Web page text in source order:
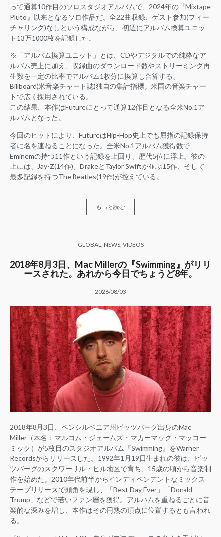
って通算10作目のソロスタジオアルバムで、2024年の『Mixtape
Pluto』以来となるソロ作品だ。全22曲収録、ゲスト参加(フィー
チャリング)なしという構成ながら、初週にアルバム換算ユニッ
ト13万1000枚を記録した。
※「アルバム換算ユニット」とは、CDやデジタルでの純粋なア
ルバム売上に加え、収録曲のダウンロード数やストリーミング再
生数を一定の比率でアルバム1枚分に換算し合算する、
Billboard(米音楽チャート誌)独自の集計指標。米国の音楽チャー
トで広く採用されている。
この結果、本作はFutureにとって通算12作目となる全米No.1ア
ルバムとなった。
今回のヒットにより、FutureはHip-Hop史上でも屈指の記録保持
者に名を連ねることになった。全米No.1アルバム獲得数で
Eminemの持つ11作という記録を上回り、歴代5位に浮上。彼の
上には、Jay-Z(14作)、DrakeとTaylor Swiftが並ぶ15作、そして
最多記録を持つThe Beatles(19作)が控えている。
もっと読む
GLOBAL, NEWS, VIDEOS
2018年8月3日、Mac Millerの『Swimming』がリリ
ースされた。あれから今日でちょうど8年。
2026/08/03
2018年8月3日、ペンシルベニア州ピッツバーグ出身のMac
Miller（本名：マルコム・ジェームズ・マカーマック・マッコー
ミック）が5枚目のスタジオアルバム『Swimming』をWarner
Recordsからリリースした。1992年1月19日生まれの彼は、ピッ
ツバーグのスクワーリル・ヒル地区で育ち、15歳の頃から音楽制
作を始めた。2010年代前半からインディペンデントなミックス
テープリリースで頭角を現し、「Best Day Ever」「Donald
Trump」などで若いファン層を獲得。アルバムを重ねるごとに音
楽的な深みを増し、本作はその円熟の頂点に位置するとも言われ
る。